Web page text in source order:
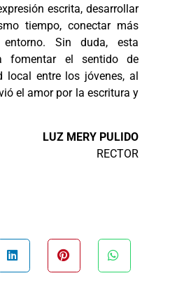
escrita, desarrollar
tiempo, conectar más
Sin duda, esta
fomentar el sentido de
local entre los jóvenes, al
el amor por la escritura y
LUZ MERY PULIDO
RECTOR